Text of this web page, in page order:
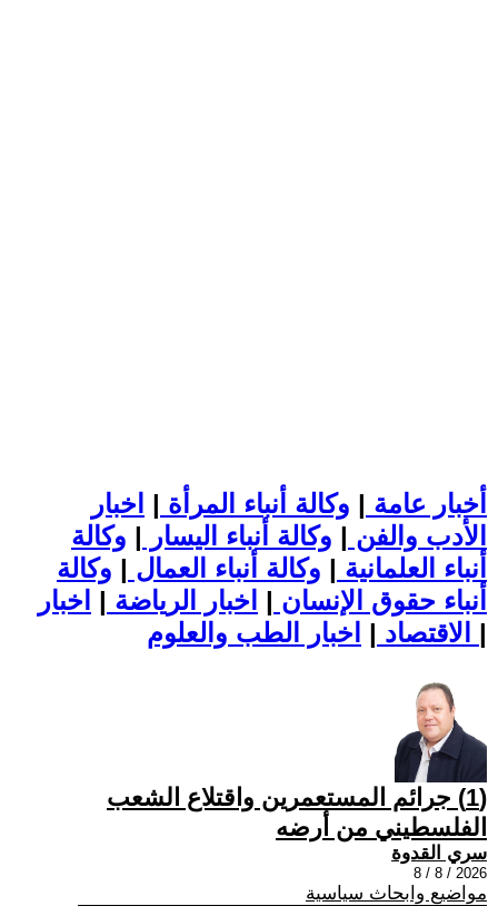
أخبار عامة | وكالة أنباء المرأة | اخبار
الأدب والفن | وكالة أنباء اليسار | وكالة
أنباء العلمانية | وكالة أنباء العمال | وكالة
أنباء حقوق الإنسان | اخبار الرياضة | اخبار
الاقتصاد | |
(1) جرائم المستعمرين واقتلاع الشعب
الفلسطيني من أرضه
سري القدوة
2026 / 8 / 8
مواضيع وابحاث سياسية